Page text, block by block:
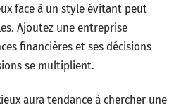
face à un style évitant peut
Ajoutez une entreprise
financières et ses décisions
se multiplient.
aura tendance à chercher une